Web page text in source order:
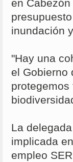
en
inundación
"Hay una
el Gobierno
La
implicada
empleo